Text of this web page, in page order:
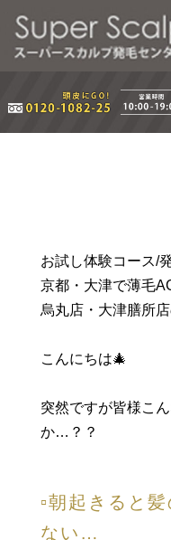
お試し体験コース/
京都・大津で薄毛
烏丸店・大津膳所
こんにちは🎄
突然ですが皆様こ
か…？？
▫️朝起きると
ない…